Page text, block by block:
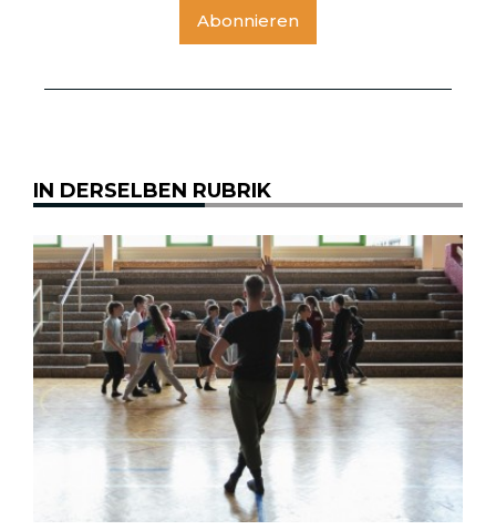
Abonnieren
IN DERSELBEN RUBRIK